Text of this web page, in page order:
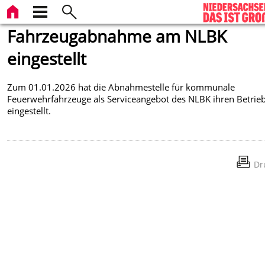
Fahrzeugabnahme am NLBK
eingestellt
Zum 01.01.2026 hat die Abnahmestelle für kommunale
Feuerwehrfahrzeuge als Serviceangebot des NLBK ihren
eingestellt.